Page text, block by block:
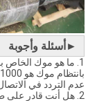
►أسئلة وأجوبة
1. ما هو موك الخاص بك؟
عدم التردد في
2. هل أنت قادر على طباعة شعار شركتنا على المنتج؟